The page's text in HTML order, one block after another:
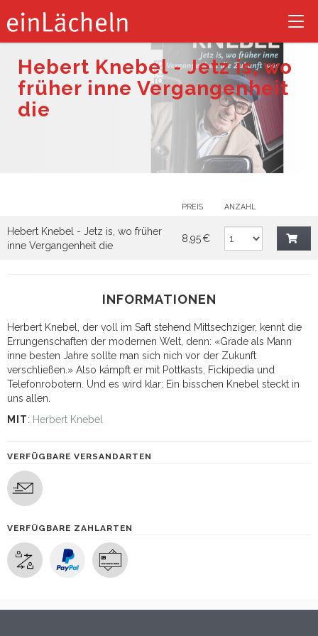
Hebert Knebel - Jetz is, wo
früher inne Vergangenheit
die
PREIS ANZAHL
Hebert Knebel - Jetz is, wo früher
inne Vergangenheit die
8,95 €
INFORMATIONEN
Herbert Knebel, der voll im Saft stehend Mittsechziger, kennt die
Errungenschaften der modernen Welt, denn: «Grade als Mann
inne besten Jahre sollte man sich nich vor der Zukunft
verschließen.» Also kämpft er mit Pottkasts, Fickipedia und
Telefonrobotern. Und es wird klar: Ein bisschen Knebel steckt in
uns allen.
MIT: Herbert Knebel
VERFÜGBARE VERSANDARTEN
VERFÜGBARE ZAHLARTEN